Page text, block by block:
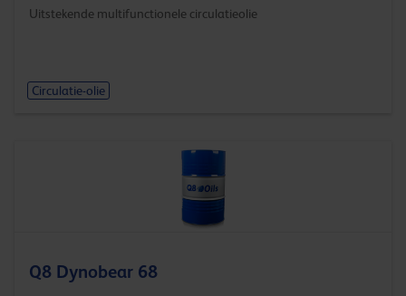
Uitstekende multifunctionele circulatieolie
Circulatie-olie
Q8 Dynobear 68